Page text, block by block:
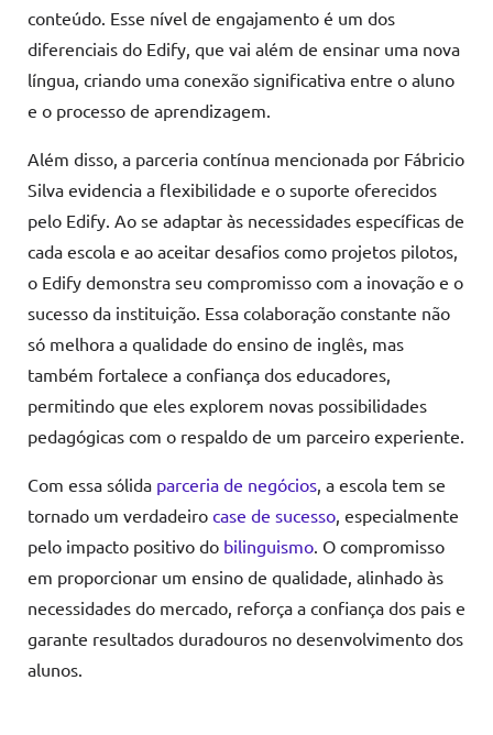
conteúdo. Esse nível de engajamento é um dos
diferenciais do Edify, que vai além de ensinar uma nova
língua, criando uma conexão significativa entre o aluno
e o processo de aprendizagem.
Além disso, a parceria contínua mencionada por Fábricio
Silva evidencia a flexibilidade e o suporte oferecidos
pelo Edify. Ao se adaptar às necessidades específicas de
cada escola e ao aceitar desafios como projetos pilotos,
o Edify demonstra seu compromisso com a inovação e o
sucesso da instituição. Essa colaboração constante não
só melhora a qualidade do ensino de inglês, mas
também fortalece a confiança dos educadores,
permitindo que eles explorem novas possibilidades
pedagógicas com o respaldo de um parceiro experiente.
Com essa sólida parceria de negócios, a escola tem se
tornado um verdadeiro case de sucesso, especialmente
pelo impacto positivo do bilinguismo. O compromisso
em proporcionar um ensino de qualidade, alinhado às
necessidades do mercado, reforça a confiança dos pais e
garante resultados duradouros no desenvolvimento dos
alunos.